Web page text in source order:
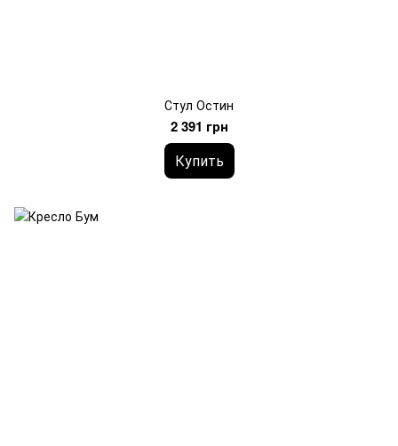
Стул Остин
2 391 грн
Купить